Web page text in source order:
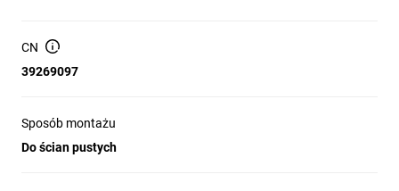
CN
39269097
Sposób montażu
Do ścian pustych